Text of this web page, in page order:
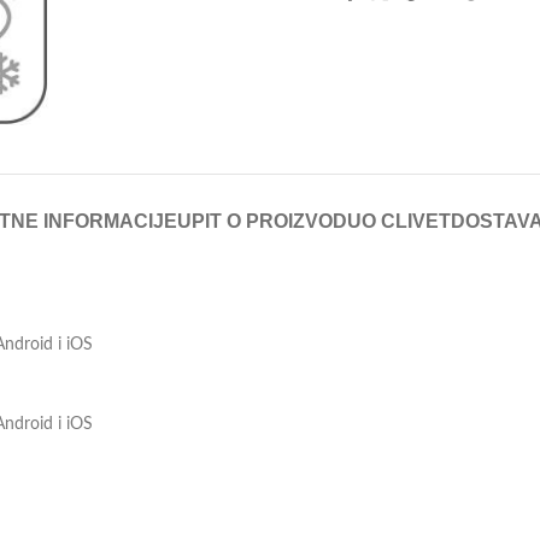
INFORMACIJEUPIT O PROIZVODUO CLIVET
i iOS
i iOS